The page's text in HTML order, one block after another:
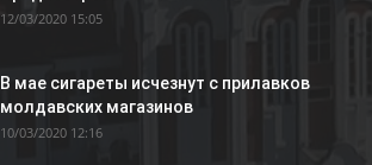
12/03/2020 15:05
В мае сигареты исчезнут с прилавков
молдавских магазинов
10/03/2020 12:16